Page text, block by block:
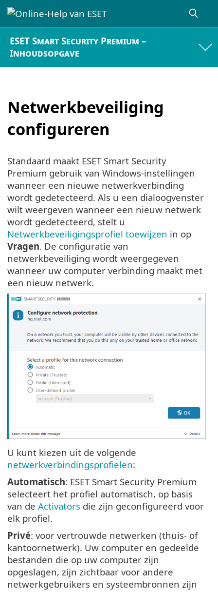
ESET Smart Security Premium –
Inhoudsopgave
Netwerkbeveiliging
configureren
Standaard maakt ESET Smart Security
Premium gebruik van Windows-instellingen
wanneer een nieuwe netwerkverbinding
wordt gedetecteerd. Als u een dialoogvenster
wilt weergeven wanneer een nieuw netwerk
wordt gedetecteerd, stelt u
Netwerkbeveiligingsprofiel toewijzen in op
Vragen. De configuratie van
netwerkbeveiliging wordt weergegeven
wanneer uw computer verbinding maakt met
een nieuw netwerk.
U kunt kiezen uit de volgende
netwerkverbindingsprofielen:
Automatisch: ESET Smart Security Premium
selecteert het profiel automatisch, op basis
van de Activators die zijn geconfigureerd voor
elk profiel.
Privé: voor vertrouwde netwerken (thuis- of
kantoornetwerk). Uw computer en gedeelde
bestanden die op uw computer zijn
opgeslagen, zijn zichtbaar voor andere
netwerkgebruikers en systeembronnen zijn